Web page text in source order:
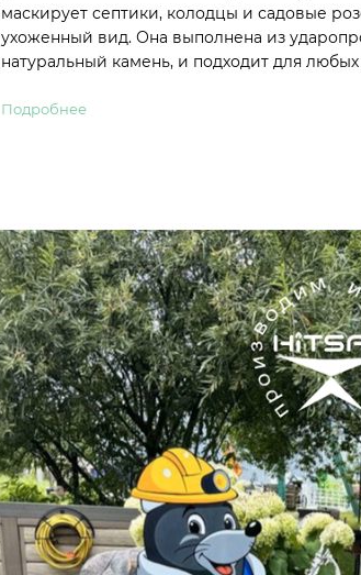
маскирует септики, колодцы и садовые
ухоженный вид. Она выполнена из
натуральный камень, и подходит для
Подробнее